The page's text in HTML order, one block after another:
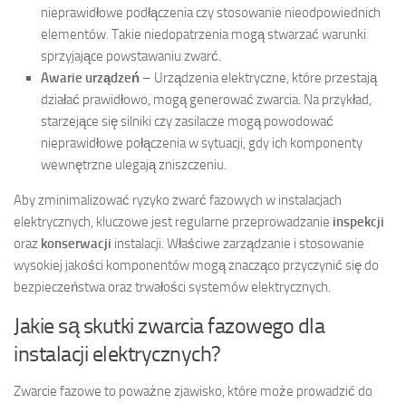
nieprawidłowe podłączenia czy stosowanie nieodpowiednich
elementów. Takie niedopatrzenia mogą stwarzać warunki
sprzyjające powstawaniu zwarć.
Awarie urządzeń – Urządzenia elektryczne, które przestają
działać prawidłowo, mogą generować zwarcia. Na przykład,
starzejące się silniki czy zasilacze mogą powodować
nieprawidłowe połączenia w sytuacji, gdy ich komponenty
wewnętrzne ulegają zniszczeniu.
Aby zminimalizować ryzyko zwarć fazowych w instalacjach
elektrycznych, kluczowe jest regularne przeprowadzanie inspekcji
oraz konserwacji instalacji. Właściwe zarządzanie i stosowanie
wysokiej jakości komponentów mogą znacząco przyczynić się do
bezpieczeństwa oraz trwałości systemów elektrycznych.
Jakie są skutki zwarcia fazowego dla
instalacji elektrycznych?
Zwarcie fazowe to poważne zjawisko, które może prowadzić do